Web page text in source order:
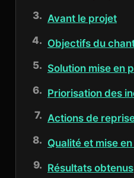
Avant le projet
Objectifs du
Solution mise en
Priorisation des
Actions de
Qualité et mise
Résultats obtenus